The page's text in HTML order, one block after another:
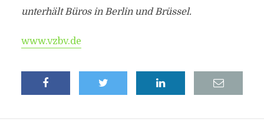
unterhält Büros in Berlin und Brüssel.
www.vzbv.de